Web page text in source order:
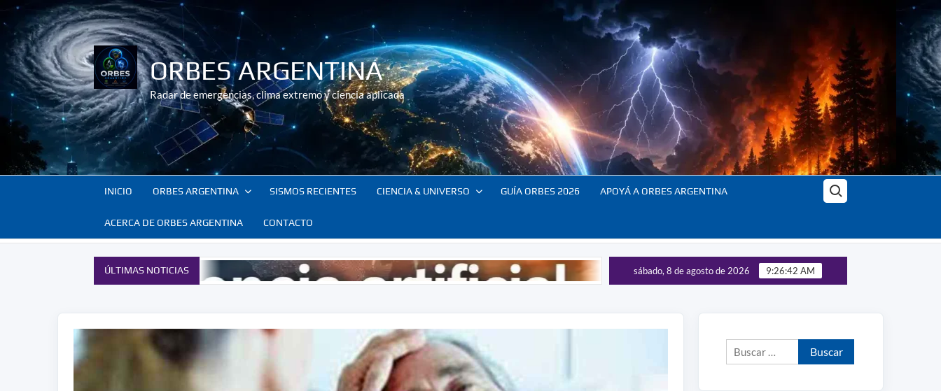
Saltar
al
contenido
ORBES ARGENTINA
Radar de emergencias, clima extremo y ciencia aplicada
INICIO ORBES ARGENTINA SISMOS RECIENTES CIENCIA & UNIVERSO GUÍA ORBES 2026 APOYÁ A ORBES ARGENTINA
ACERCA DE ORBES ARGENTINA CONTACTO
Buscar:
ÚLTIMAS NOTICIAS sábado, 8 de agosto de 2026 9:26:44 AM
Buscar: